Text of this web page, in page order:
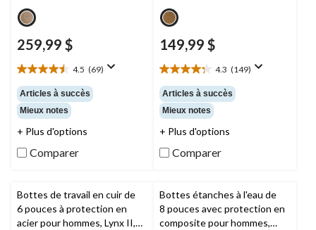
259,99 $
4.5 (69)
4.5
étoile(s)
sur
5.
69
Articles à succès
Mieux notes
+ Plus d'options
Comparer
149,99 $
4.3 (149)
4.3
étoile(s)
sur
5.
149
Articles à succès
Mieux notes
+ Plus d'options
Comparer
Bottes de travail en cuir de
6 pouces à protection en
acier pour hommes, Lynx II,
Bottes étanches à l'eau de
8 pouces avec protection en
composite pour hommes,